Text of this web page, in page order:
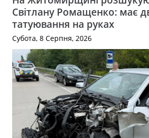
Світлану Ромащенко: має
татуювання на руках
Субота, 8 Серпня, 2026